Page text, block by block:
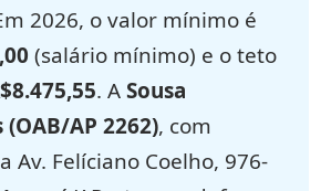
2026, o valor mínimo é
(salário mínimo) e o teto
. ASousa
AP 2262), com
Av. Felíciano Coelho, 976-